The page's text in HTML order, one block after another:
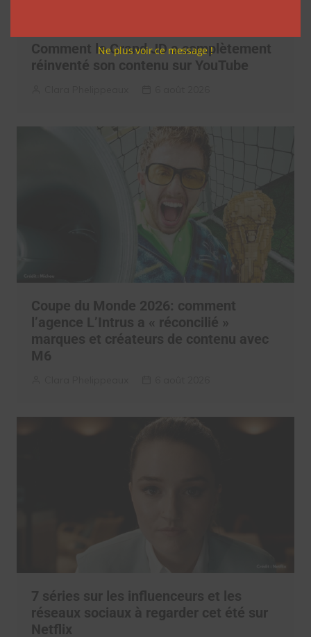
Comment le Grand JD a complètement
réinventé son contenu sur YouTube
Coupe du Monde 2026: comment
l’agence L’Intrus a « réconcilié »
marques et créateurs de contenu avec
M6
7 séries sur les influenceurs et les
réseaux sociaux à regarder cet été sur
Netflix
Ne plus voir ce message !